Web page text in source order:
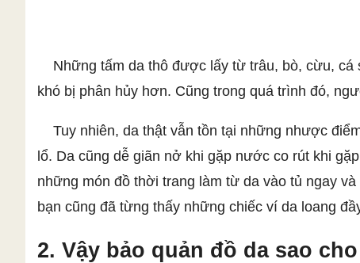
Những tấm da thô được lấy từ trâu, bò, cừu, cá
khó bị phân hủy hơn. Cũng trong quá trình đó,
Tuy nhiên, da thật vẫn tồn tại những nhược
lổ. Da cũng dễ giãn nở khi gặp nước co rút khi
những món đồ thời trang làm từ da vào tủ ngay
bạn cũng đã từng thấy những chiếc ví da loang
2. Vậy bảo quản đồ da sao